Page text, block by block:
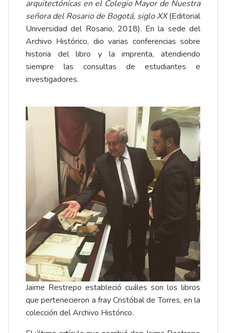
arquitectónicas en el Colegio Mayor de Nuestra
señora del Rosario de Bogotá, siglo XX(Editorial
Universidad del Rosario, 2018). En la sede del
Archivo Histórico, dio varias conferencias sobre
historia del libro y la imprenta, atendiendo
siempre las consultas de estudiantes e
investigadores.
Jaime Restrepo estableció cuáles son los libros
que pertenecieron a fray Cristóbal de Torres, en la
colección del Archivo Histórico.